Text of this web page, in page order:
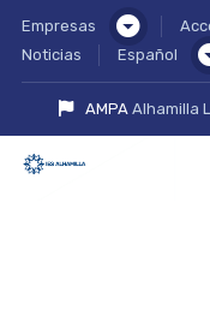
Empresas
Noticias
Español
AMPAAlhamilla